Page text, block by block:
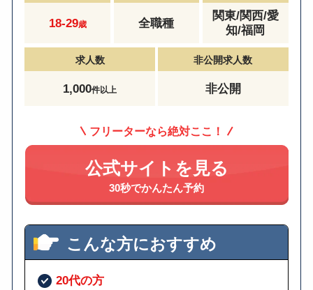
18-29歳 全職種
関東/関西/愛
知/福岡
求人数
1,000件以上
非公開求人数
非公開
フリーターなら絶対ここ！
公式サイトを見る
30秒でかんたん予約
こんな方におすすめ
20代の方